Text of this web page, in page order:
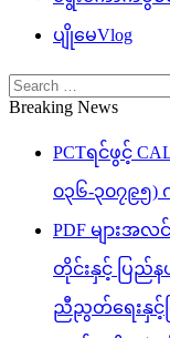
ပျိုမေVlog
Search
for:
Breaking News
PCTရင်ဖွင့်
၀၃၆-၃၀၇၉
PDF များ
တိုင်းနှင့် ပြည်
ညီညွတ်ရေးနှင့်င